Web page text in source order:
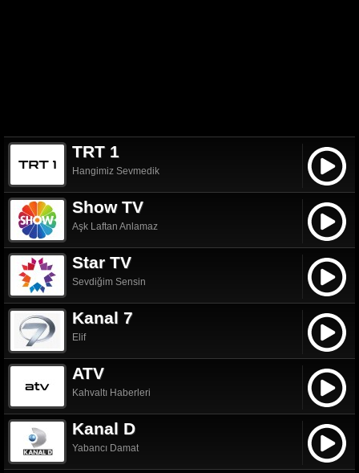
TRT 1
Hangimiz Sevmedik
Show TV
Aşk Laftan Anlamaz
Star TV
Sevdiğim Sensin
Kanal 7
Elif
ATV
Kahvaltı Haberleri
Kanal D
Yabancı Damat